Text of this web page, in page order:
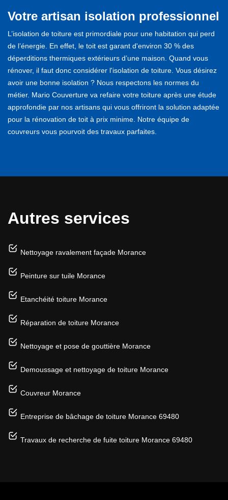
Votre artisan isolation professionnel
L’isolation de toiture est primordiale pour une habitation qui perd
de l’énergie. En effet, le toit est garant d'environ 30 % des
déperditions thermiques extérieurs d’une maison. Quand vous
rénover, il faut donc considérer l'isolation de toiture. Vous désirez
avoir une bonne isolation ? Nous respectons les normes du
métier. Mario Couverture va refaire votre toiture après une étude
approfondie par nos artisans qui vous offriront la solution adaptée
pour la rénovation de toit à prix minime. Notre équipe de
couvreurs vous pourvoit des travaux parfaites.
Autres services
Nettoyage ravalement façade Morance
Peinture sur tuile Morance
Etanchéité toiture Morance
Réparation de toiture Morance
Nettoyage et pose de gouttière Morance
Demoussage et nettoyage de toiture Morance
Couvreur Morance
Entreprise de bâchage de toiture Morance 69480
Travaux de recherche de fuite toiture Morance 69480